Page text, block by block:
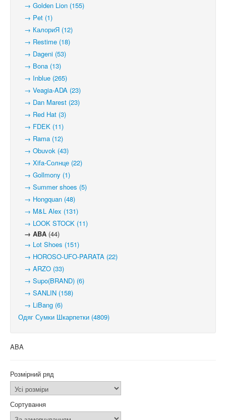
→ Golden Lion (155)
→ Pet (1)
→ КалориЯ (12)
→ Restime (18)
→ Dageni (53)
→ Bona (13)
→ Inblue (265)
→ Veagia-ADA (23)
→ Dan Marest (23)
→ Red Hat (3)
→ FDEK (11)
→ Rama (12)
→ Obuvok (43)
→ Xifa-Солнце (22)
→ Gollmony (1)
→ Summer shoes (5)
→ Hongquan (48)
→ M&L Alex (131)
→ LOOK STOCK (11)
→ ABA (44)
→ Lot Shoes (151)
→ HOROSO-UFO-PARATA (22)
→ ARZO (33)
→ Supo(BRAND) (6)
→ SANLIN (158)
→ LiBang (6)
Одяг Сумки Шкарпетки (4809)
ABA
Розмірний ряд
Сортування